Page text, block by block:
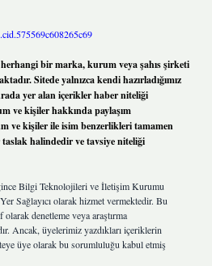
bir marka, kurum veya şahıs şirketi
Sitede yalnızca kendi hazırladığımız
yer alan içerikler haber niteliği
ve kişiler hakkında paylaşım
ve kişiler ile isim benzerlikleri tamamen
halindedir ve tavsiye niteliği
Bilgi Teknolojileri ve İletişim Kurumu
Sağlayıcı olarak hizmet vermektedir. Bu
denetleme veya araştırma
Ancak, üyelerimiz yazdıkları içeriklerin
üye olarak bu sorumluluğu kabul etmiş